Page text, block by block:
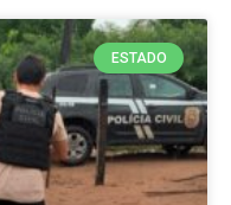
ESTADO